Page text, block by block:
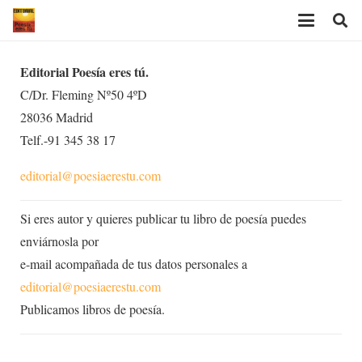
Editorial Poesía eres tú.
C/Dr. Fleming Nº50 4ºD
28036 Madrid
Telf.-91 345 38 17
editorial@poesiaerestu.com
Si eres autor y quieres publicar tu libro de poesía puedes
enviárnosla por
e-mail acompañada de tus datos personales a
editorial@poesiaerestu.com
Publicamos libros de poesía.